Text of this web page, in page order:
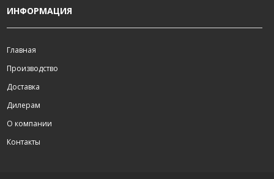
ИНФОРМАЦИЯ
Главная
Производство
Доставка
Дилерам
О компании
Контакты